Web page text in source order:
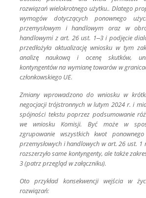
rozwiązań wielokrotnego użytku.. Dlatego
wymogów dotyczących ponownego
przemysłowym i handlowym oraz w
handlowymi z art. 26 ust. 1–3 i podjęcie
przedłożyła aktualizację wniosku w tym
analizę naukową i ocenę skutków,
kontyngentów na wymianę towarów w
członkowskiego UE.
Zmiany wprowadzono do wniosku w
negocjacji trójstronnych w lutym 2024 r. i
spójności tekstu poprzez podsumowanie
we wniosku Komisji. Być może w
zgrupowanie wszystkich kwot
przemysłowych i handlowych w art. 26 ust. 1
rozszerzyło same kontyngenty, ale także
3 (patrz przegląd w załączniku).
Oto przykład konsekwencji wejścia w
rozwiązań: